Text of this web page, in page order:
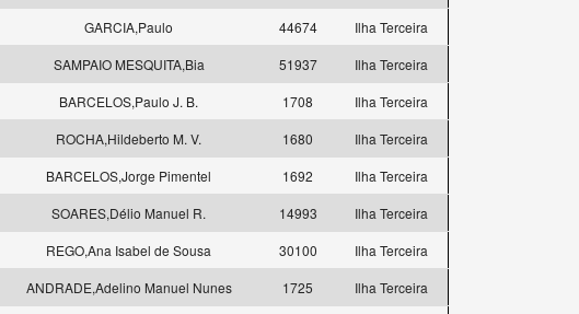
GARCIA,Paulo 44674
Ilha Terceira
SAMPAIO MESQUITA,Bia 51937
Ilha Terceira
BARCELOS,Paulo J. B. 1708
Ilha Terceira
ROCHA,Hildeberto M. V. 1680
Ilha Terceira
BARCELOS,Jorge Pimentel 1692
Ilha Terceira
SOARES,Délio Manuel R. 14993
Ilha Terceira
REGO,Ana Isabel de Sousa 30100
Ilha Terceira
ANDRADE,Adelino Manuel Nunes 1725
Ilha Terceira